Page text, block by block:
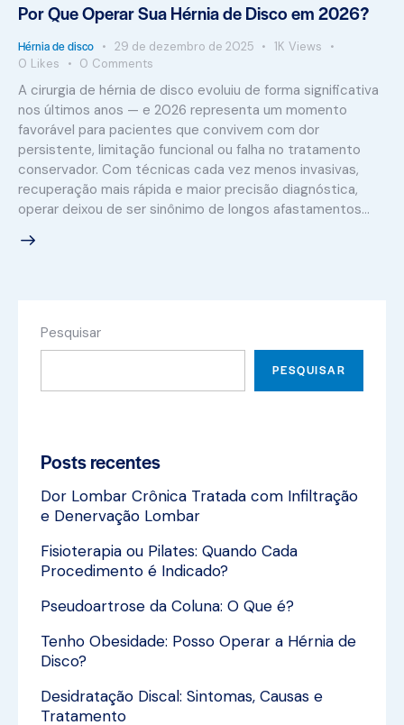
Por Que Operar Sua Hérnia de Disco em 2026?
Hérnia de disco 29 de dezembro de 2025 1K Views
0 Likes 0 Comments
A cirurgia de hérnia de disco evoluiu de forma significativa
nos últimos anos — e 2026 representa um momento
favorável para pacientes que convivem com dor
persistente, limitação funcional ou falha no tratamento
conservador. Com técnicas cada vez menos invasivas,
recuperação mais rápida e maior precisão diagnóstica,
operar deixou de ser sinônimo de longos afastamentos…
Pesquisar
PESQUISAR
Posts recentes
Dor Lombar Crônica Tratada com Infiltração
e Denervação Lombar
Fisioterapia ou Pilates: Quando Cada
Procedimento é Indicado?
Pseudoartrose da Coluna: O Que é?
Tenho Obesidade: Posso Operar a Hérnia de
Disco?
Desidratação Discal: Sintomas, Causas e
Tratamento